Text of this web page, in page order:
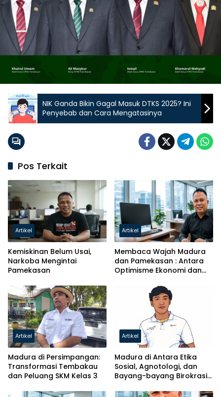
NIK Ganda Bikin Gagal Masuk DTKS 2025? Ini
Penyebab dan Cara Mengatasinya
Pos Terkait
Artikel
Kemiskinan Belum Usai,
Narkoba Mengintai
Pamekasan
Artikel
Membaca Wajah Madura
dan Pamekasan : Antara
Optimisme Ekonomi dan
Artikel
Madura di Persimpangan:
Transformasi Tembakau
dan Peluang SKM Kelas 3
Artikel
Madura di Antara Etika
Sosial, Agnotologi, dan
Bayang-bayang Birokrasi